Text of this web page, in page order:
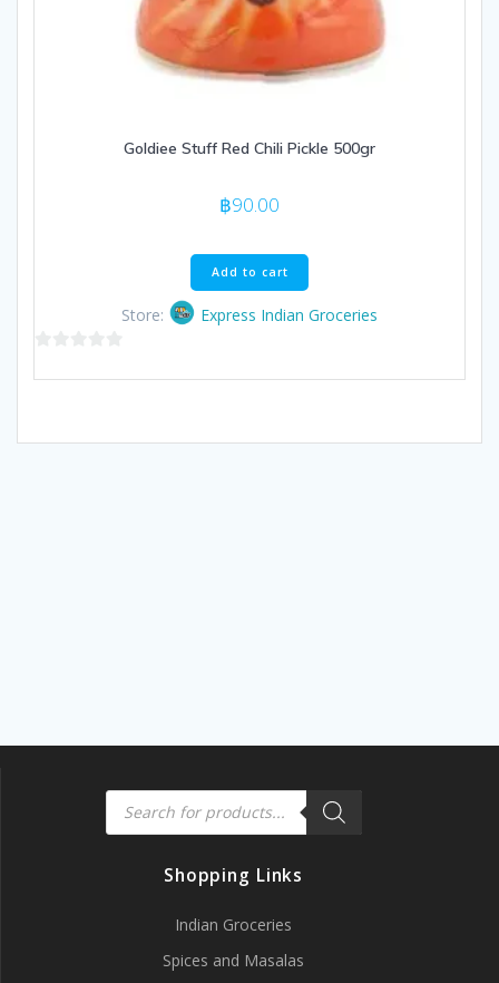
Goldiee Stuff Red Chili Pickle 500gr
฿90.00
Add to cart
Store: Express Indian Groceries
Products
search
Shopping Links
Indian Groceries
Spices and Masalas